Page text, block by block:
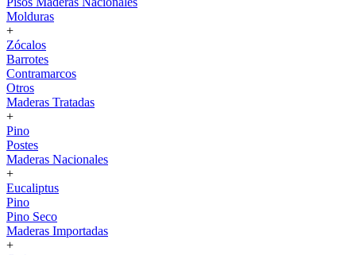
Molduras
+
Zócalos
Barrotes
Contramarcos
Otros
Maderas Tratadas
+
Pino
Postes
Maderas Nacionales
+
Eucaliptus
Pino
Pino Seco
Maderas Importadas
+